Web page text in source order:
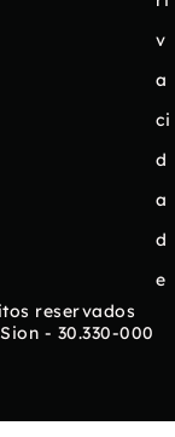
v
a
ci
d
a
d
e
reservados
- 30.330-000